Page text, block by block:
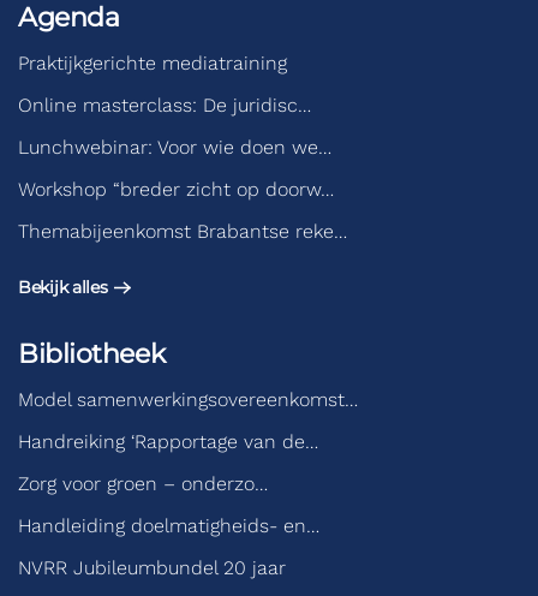
Agenda
Praktijkgerichte mediatraining
Online masterclass: De juridisc…
Lunchwebinar: Voor wie doen we…
Workshop “breder zicht op doorw…
Themabijeenkomst Brabantse reke…
Bekijk alles
Bibliotheek
Model samenwerkingsovereenkomst…
Handreiking ‘Rapportage van de…
Zorg voor groen – onderzo…
Handleiding doelmatigheids- en…
NVRR Jubileumbundel 20 jaar